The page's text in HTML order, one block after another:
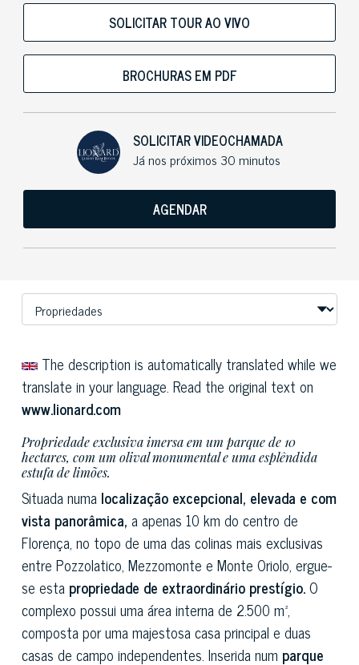
SOLICITAR TOUR AO VIVO
BROCHURAS EM PDF
SOLICITAR VIDEOCHAMADA
Já nos próximos 30 minutos
AGENDAR
The description is automatically translated while we
translate in your language. Read the original text on
www.lionard.com
Propriedade exclusiva imersa em um parque de 10
hectares, com um olival monumental e uma esplêndida
estufa de limões.
Situada numa localização excepcional, elevada e com
vista panorâmica, a apenas 10 km do centro de
Florença, no topo de uma das colinas mais exclusivas
entre Pozzolatico, Mezzomonte e Monte Oriolo, ergue-
se esta propriedade de extraordinário prestígio.O
complexo possui uma área interna de 2.500 m²,
composta por uma majestosa casa principal e duas
casas de campo independentes. Inserida num parque